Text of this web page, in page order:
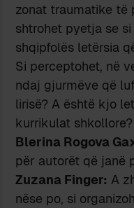
zonat traumatike të
shtrohet pyetja se
shqipfolës letërsia
Si perceptohet, në
ndaj gjurmëve që
lirisë? A është kjo
kurrikulat shkollore?
Blerina Rogova
për autorët që janë
Zuzana Finger: A
nëse po, si